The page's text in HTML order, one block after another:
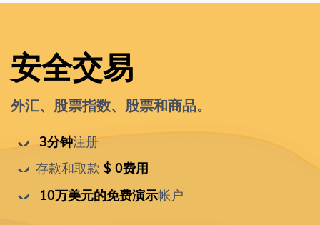
安全交易
外汇、股票指数、股票和商品。
3分钟注册
存款和取款 $ 0费用
10万美元的免费演示帐户